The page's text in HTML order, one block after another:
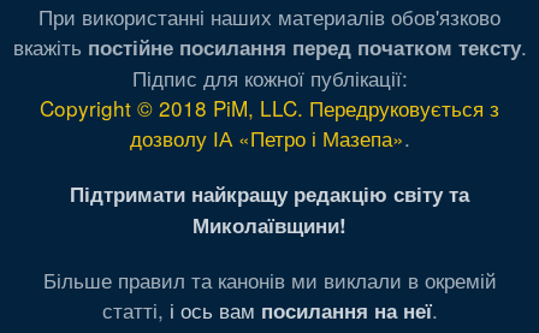
При використанні наших материалів обов'язково
вкажіть постійне посилання перед початком тексту.
Підпис для кожної публікації:
Copyright © 2018 PiM, LLC. Передруковується з
дозволу ІА «Петро і Мазепа».
Підтримати найкращу редакцію світу та
Миколаївщини!
Більше правил та канонів ми виклали в окремій
статті, і ось вам посилання на неї.